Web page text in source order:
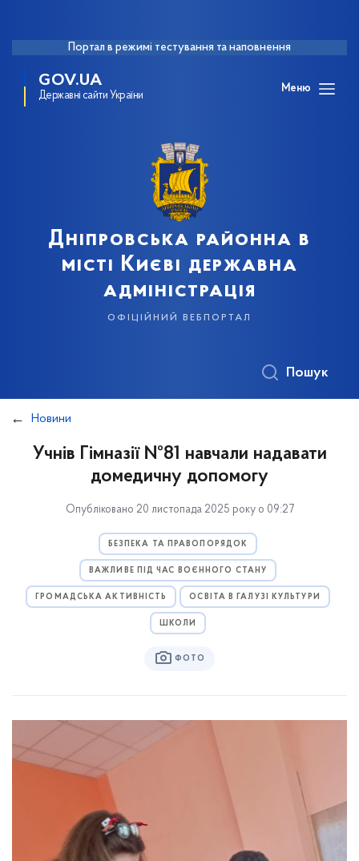
Портал в режимі тестування та наповнення
GOV.UA
Державні сайти України
Меню
Дніпровська районна в
місті Києві державна
адміністрація
офіційний вебпортал
Пошук
Новини
Учнів Гімназії №81 навчали надавати
домедичну допомогу
Опубліковано 20 листопада 2025 року о 09:27
БЕЗПЕКА ТА ПРАВОПОРЯДОК
ВАЖЛИВЕ ПІД ЧАС ВОЄННОГО СТАНУ
ГРОМАДСЬКА АКТИВНІСТЬ ОСВІТА В ГАЛУЗІ КУЛЬТУРИ
ШКОЛИ
ФОТО